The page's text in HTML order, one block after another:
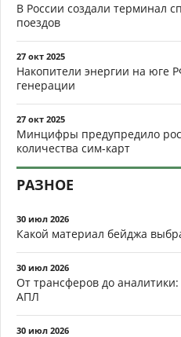
В России создали терминал
поездов
27 окт 2025
Накопители энергии на юге
генерации
27 окт 2025
Минцифры предупредило
количества сим-карт
РАЗНОЕ
30 июл 2026
Какой материал бейджа
30 июл 2026
От трансферов до аналитики:
АПЛ
30 июл 2026